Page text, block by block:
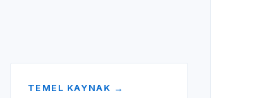
TEMEL KAYNAK →